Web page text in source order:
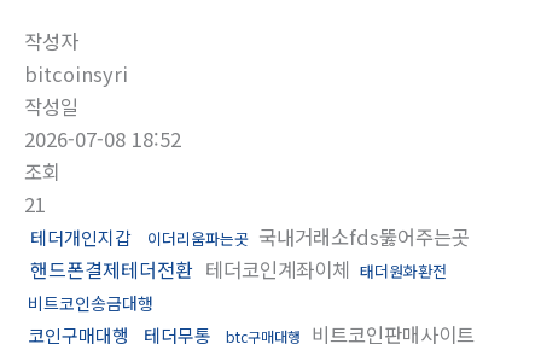
작성자
bitcoinsyri
작성일
2026-07-08 18:52
조회
21
테더개인지갑 이더리움파는곳 국내거래소fds뚫어주는곳
핸드폰결제테더전환 테더코인계좌이체 태더원화환전
비트코인송금대행
코인구매대행 테더무통 btc구매대행 비트코인판매사이트